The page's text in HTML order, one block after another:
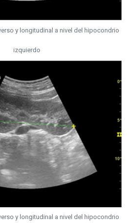
y longitudinal a nivel del hipocondrio
izquierdo
y longitudinal a nivel del hipocondrio